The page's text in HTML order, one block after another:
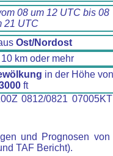
08 um 12 UTC bis 08
21 UTC
Ost/Nordost
km oder mehr
in der Höhe von
ft
0812/0821 07005KT
und Prognosen
TAF Bericht).